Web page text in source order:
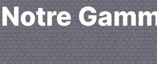
Notre